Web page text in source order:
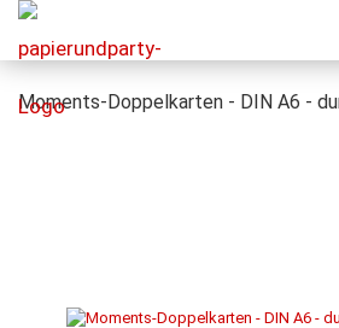
Moments-Doppelkarten - DIN A6 -